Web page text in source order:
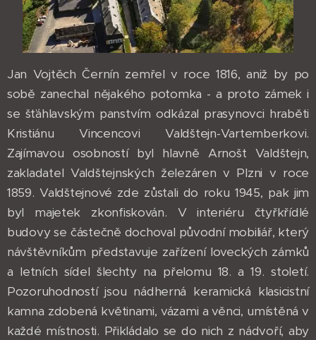
Jan Vojtěch Černín zemřel v roce 1816, aniž by po
sobě zanechal nějakého potomka - a proto zámek i
se šťáhlavským panstvím odkázal prasynovci hraběti
Kristiánu Vincencovi Valdštejn-Vartemberkovi.
Zajímavou osobností byl hlavně Arnošt Valdštejn,
zakladatel Valdštejnských železáren v Plzni v roce
1859. Valdštejnové zde zůstali do roku 1945, pak jim
byl majetek zkonfiskován. V interiéru čtyřkřídlé
budovy se částečně dochoval původní mobiliář, který
návštěvníkům představuje zařízení loveckých zámků
a letních sídel šlechty na přelomu 18. a 19. století.
Pozoruhodností jsou nádherná keramická klasicistní
kamna zdobená květinami, vázami a věnci, umístěná v
každé místnosti. Přikládalo se do nich z nádvoří, aby